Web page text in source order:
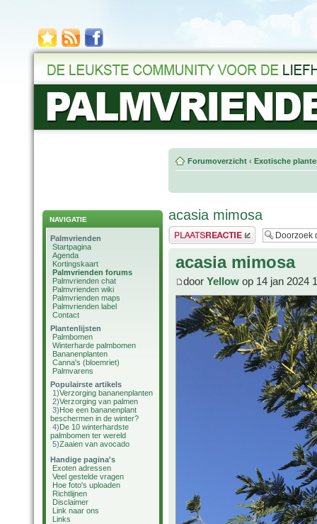
NAVIGATIE
Palmvrienden
Startpagina
Agenda
Kortingskaart
Palmvrienden forums
Palmvrienden chat
Palmvrienden wiki
Palmvrienden maps
Palmvrienden label
Contact
Plantenlijsten
Palmbomen
Winterharde palmbomen
Bananenplanten
Canna's (bloemriet)
Palmvarens
Populairste artikels
1)Verzorging bananenplanten
2)Verzorging van palmen
3)Hoe een bananenplant
beschermen in de winter?
4)De 10 winterhardste
palmbomen ter wereld
5)Zaaien van avocado
Handige pagina's
Exoten adressen
Veel gestelde vragen
Hoe foto's uploaden
Richtlijnen
Disclaimer
Link naar ons
Links
Forumoverzicht ‹ Exotische
acasia mimosa
Plaats een reactie
acasia mimosa
door Yellow op 14 jan 2024